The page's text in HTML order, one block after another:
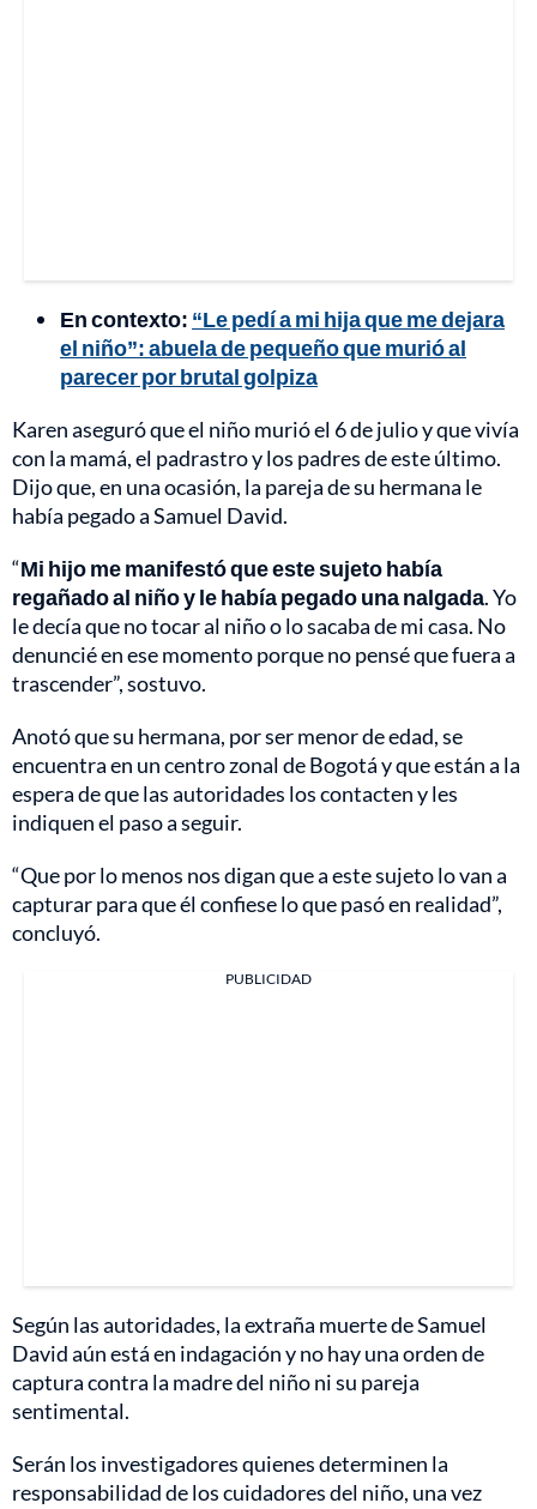
En contexto: “Le pedí a mi hija que me dejara
el niño”: abuela de pequeño que murió al
parecer por brutal golpiza
Karen aseguró que el niño murió el 6 de julio y que vivía
con la mamá, el padrastro y los padres de este último.
Dijo que, en una ocasión, la pareja de su hermana le
había pegado a Samuel David.
“Mi hijo me manifestó que este sujeto había
regañado al niño y le había pegado una nalgada. Yo
le decía que no tocar al niño o lo sacaba de mi casa. No
denuncié en ese momento porque no pensé que fuera a
trascender”, sostuvo.
Anotó que su hermana, por ser menor de edad, se
encuentra en un centro zonal de Bogotá y que están a la
espera de que las autoridades los contacten y les
indiquen el paso a seguir.
“Que por lo menos nos digan que a este sujeto lo van a
capturar para que él confiese lo que pasó en realidad”,
concluyó.
PUBLICIDAD
Según las autoridades, la extraña muerte de Samuel
David aún está en indagación y no hay una orden de
captura contra la madre del niño ni su pareja
sentimental.
Serán los investigadores quienes determinen la
responsabilidad de los cuidadores del niño, una vez